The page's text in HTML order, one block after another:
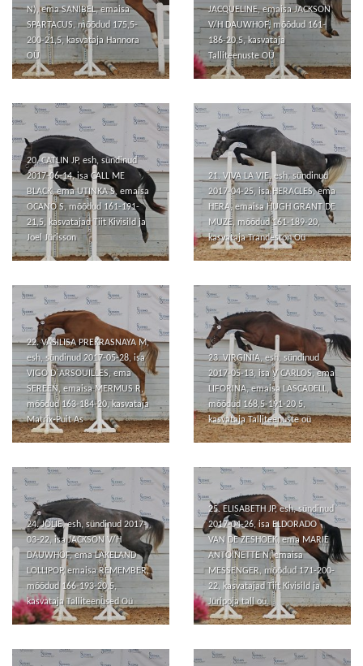
N), ema SANIBEL, emaisa
SPARTACUS, mõõdud 175,5-
200-21,5, kasvataja Hannora
OÜ
JACQUELINE, emaisa JACKSON
V/H DAUWHOF, mõõdud 161-
186-20,5, kasvataja
Talliteenuste OÜ
20. CATLIN JP, esh, sündinud
2017-06-14, isa CALL ME
BLACK, ema UTINKA S, emaisa
OCANO S, mõõdud 161-191-
21,5, kasvatajad Tiit Kivisild ja
Joel Jürisson
21. VIVA LA VIE, esh, sündinud
2017-04-25, isa HERACLES, ema
HERA, emaisa HUGH GRANT DE
MUZE, mõõdud 161-189-20,
kasvataja Trandeston Oü
22. VASILISA PREKRASNAYA M,
esh, sündinud 2017-05-28, isa
VIGO D`ARSOUILLES, ema
SEREEN, emaisa MERMUS R,
mõõdud 163-184-20, kasvataja
Matrix-Puit As
23. VIRGINIA, esh, sündinud
2017-05-13, isa V CARLOS, ema
LIFORINA, emaisa LASCADELL,
mõõdud 168,5-191-20,5,
kasvataja Talliteenuste oü
24. JOLIE, esh, sündinud 2017-
03-22, isa JACKSON V/H
DAUWHOF, ema LAKELAND
LOLLIPOP, emaisa REMEMBER,
mõõdud 166-193-20,5,
kasvataja Talliteenused Oü
25. ELISABETH JP, esh, sündinud
2017-04-26, isa ELDORADO
VAN DE ZESHOEK, ema MARIE
ANTOINETTE N, emaisa
MESSENGER, mõõdud 171-200-
22, kasvatajad Tiit Kivisild ja
Jüripoja tall oü.